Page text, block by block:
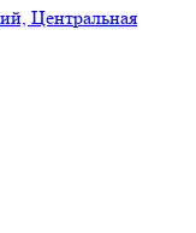
Центральная